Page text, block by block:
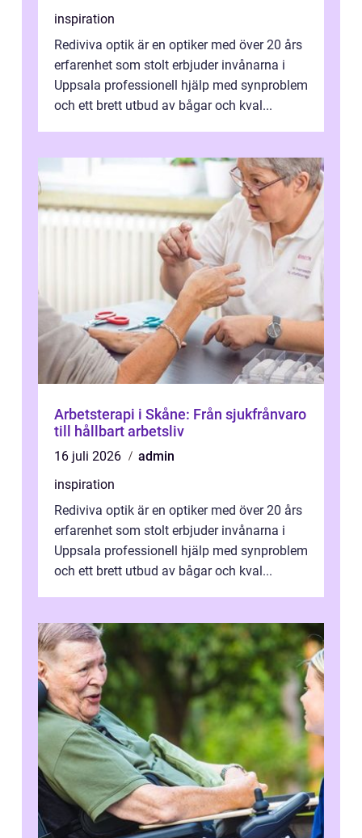
inspiration
Rediviva optik är en optiker med över 20 års
erfarenhet som stolt erbjuder invånarna i
Uppsala professionell hjälp med synproblem
och ett brett utbud av bågar och kval...
Arbetsterapi i Skåne: Från sjukfrånvaro
till hållbart arbetsliv
16 juli 2026
admin
inspiration
Rediviva optik är en optiker med över 20 års
erfarenhet som stolt erbjuder invånarna i
Uppsala professionell hjälp med synproblem
och ett brett utbud av bågar och kval...